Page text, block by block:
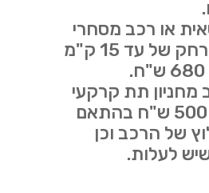
או רכב מסחרי
מעל 3.5 טון למרחק של עד 15 ק"מ
מחניון תת קרקעי
יעלה בין 250 – 500 ש"ח בהתאם
של הרכב וכן
לעלות.